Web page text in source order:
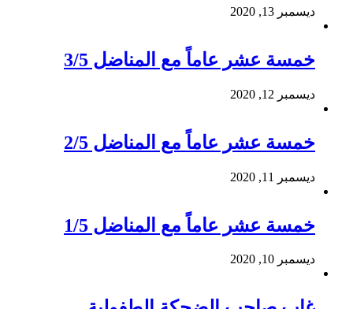
ديسمبر 13, 2020
خمسة عشر عاماً مع المناضل 3/5
ديسمبر 12, 2020
خمسة عشر عاماً مع المناضل 2/5
ديسمبر 11, 2020
خمسة عشر عاماً مع المناضل 1/5
ديسمبر 10, 2020